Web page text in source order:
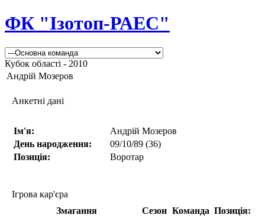
ФК "Ізотоп-РАЕС"
Кубок області - 2010
Андрій Мозеров
Анкетні дані
Ім'я:
Андрій Мозеров
День народження:
09/10/89 (36)
Позиція:
Воротар
Ігрова кар'єра
Змагання
Сезон Команда Позиція: